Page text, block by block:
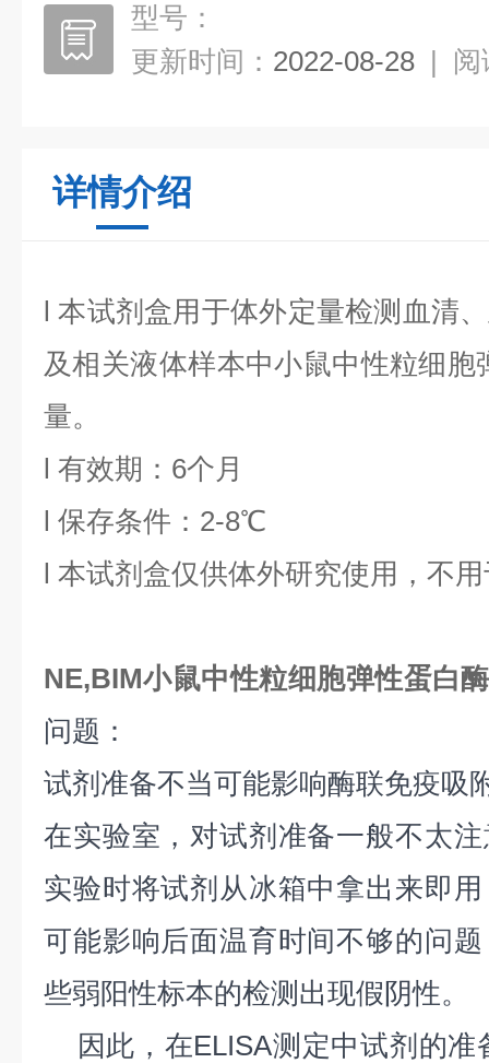
型号：
更新时间： 2022-08-28 | 阅
详情介绍
l本试剂盒用于体外定量检测血清
及相关液体样本中小鼠中性粒细胞
量。
l 有效期：6个月
l 保存条件： 2-8℃
l 本试剂盒仅供体外研究使用，不
NE,BIM小鼠中性粒细胞弹性蛋白
问题：
试剂准备不当可能影响酶联免疫吸
在实验室，对试剂准备一般不太
实验时将试剂从冰箱中拿出来即
可能影响后面温育时间不够的问
些弱阳性标本的检测出现假阴性。
因此，在ELISA测定中试剂的准